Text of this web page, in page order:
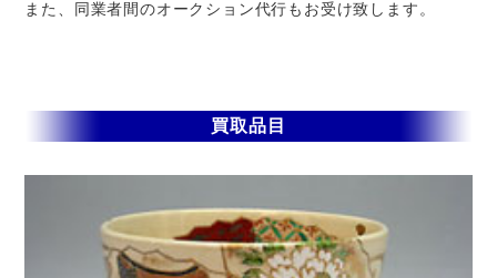
また、同業者間のオークション代行もお受け致します。
買取品目